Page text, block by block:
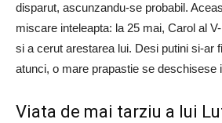
disparut, ascunzandu-se probabil.
miscare inteleapta: la 25 mai, Carol al
si a cerut arestarea lui. Desi putini si-ar
atunci, o mare prapastie se deschisese
Viata de mai tarziu a lui